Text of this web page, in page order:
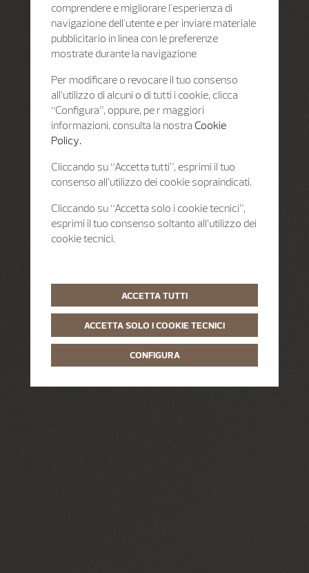
comprendere e migliorare l'esperienza di
navigazione dell'utente e per inviare materiale
pubblicitario in linea con le preferenze
mostrate durante la navigazione
Per modificare o revocare il tuo consenso
all’utilizzo di alcuni o di tutti i cookie, clicca
“Configura”, oppure, pe r maggiori
informazioni, consulta la nostra Cookie
Policy.
Cliccando su “Accetta tutti”, esprimi il tuo
consenso all’utilizzo dei cookie sopraindicati.
Cliccando su “Accetta solo i cookie tecnici”,
esprimi il tuo consenso soltanto all’utilizzo dei
cookie tecnici.
ACCETTA TUTTI
ACCETTA SOLO I COOKIE TECNICI
CONFIGURA